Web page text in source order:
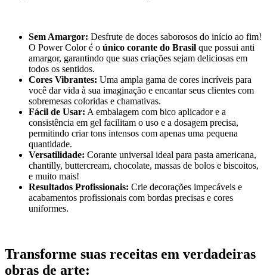
Sem Amargor: Desfrute de doces saborosos do início ao fim!
O Power Color é o único corante do Brasil que possui anti
amargor, garantindo que suas criações sejam deliciosas em
todos os sentidos.
Cores Vibrantes: Uma ampla gama de cores incríveis para
você dar vida à sua imaginação e encantar seus clientes com
sobremesas coloridas e chamativas.
Fácil de Usar: A embalagem com bico aplicador e a
consistência em gel facilitam o uso e a dosagem precisa,
permitindo criar tons intensos com apenas uma pequena
quantidade.
Versatilidade: Corante universal ideal para pasta americana,
chantilly, buttercream, chocolate, massas de bolos e biscoitos,
e muito mais!
Resultados Profissionais: Crie decorações impecáveis e
acabamentos profissionais com bordas precisas e cores
uniformes.
Transforme suas receitas em verdadeiras
obras de arte: